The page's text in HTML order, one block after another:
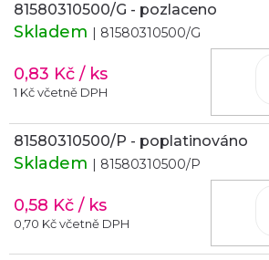
81580310500/G - pozlaceno
Skladem | 81580310500/G
0,83 Kč / ks
1 Kč včetně DPH
81580310500/P - poplatinováno
Skladem | 81580310500/P
0,58 Kč / ks
0,70 Kč včetně DPH